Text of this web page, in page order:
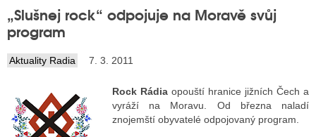
TISK
RADIA
RÁDIÍ
„Slušnej rock“ odpojuje na Moravě svůj
program
Aktuality Radia 7. 3. 2011
Rock Rádia opouští hranice jižních Čech a
vyráží na Moravu. Od března naladí
znojemští obyvatelé odpojovaný program.